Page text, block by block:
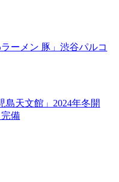
ーメン 豚」渋谷パルコ
島天文館」2024年冬開
備